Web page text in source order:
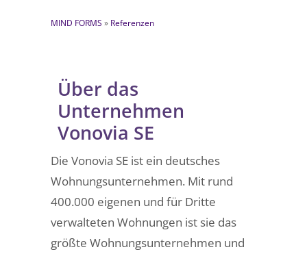
MIND FORMS » Referenzen
Über das
Unternehmen
Vonovia SE
Die Vonovia SE ist ein deutsches
Wohnungsunternehmen. Mit rund
400.000 eigenen und für Dritte
verwalteten Wohnungen ist sie das
größte Wohnungsunternehmen und